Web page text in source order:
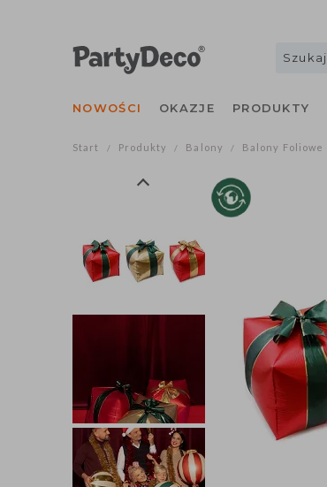
NOWOŚCI OKAZJE PRODUKTY
Start / Produkty / Balony / Balony Foliowe